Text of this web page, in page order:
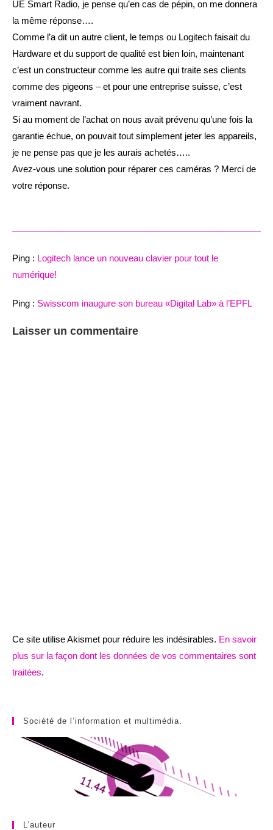
UE Smart Radio, je pense qu’en cas de pépin, on me donnera
la même réponse….
Comme l’a dit un autre client, le temps ou Logitech faisait du
Hardware et du support de qualité est bien loin, maintenant
c’est un constructeur comme les autre qui traite ses clients
comme des pigeons – et pour une entreprise suisse, c’est
vraiment navrant.
Si au moment de l’achat on nous avait prévenu qu’une fois la
garantie échue, on pouvait tout simplement jeter les appareils,
je ne pense pas que je les aurais achetés…..
Avez-vous une solution pour réparer ces caméras ? Merci de
votre réponse.
Ping : Logitech lance un nouveau clavier pour tout le
numérique!
Ping : Swisscom inaugure son bureau «Digital Lab» à l’EPFL
Laisser un commentaire
Ce site utilise Akismet pour réduire les indésirables. En savoir
plus sur la façon dont les données de vos commentaires sont
traitées.
Société de l’information et multimédia.
L’auteur